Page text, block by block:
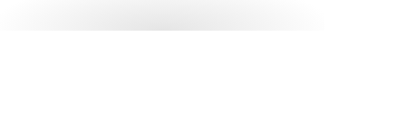
Vuoi saperne di più?